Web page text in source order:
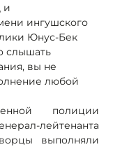
и
ингушского
Юнус-Бек
слышать
вы не
любой
полиции
лейтенанта
выполняли